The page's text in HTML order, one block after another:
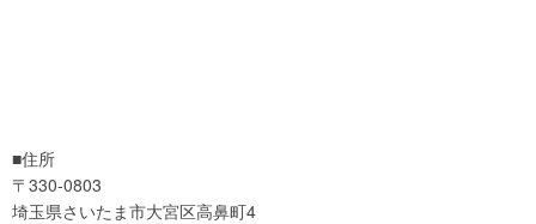
■住所
〒330-0803
埼玉県さいたま市大宮区高鼻町4